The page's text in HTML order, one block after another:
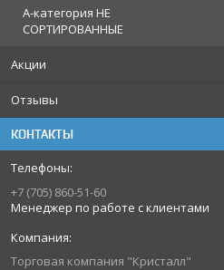
A-категория НЕ
СОРТИРОВАННЫЕ
Акции
Отзывы
КОНТАКТЫ
+7 (705) 860-51-60
Менеджер по работе с клиентами
Торговая компания "Кристалл"